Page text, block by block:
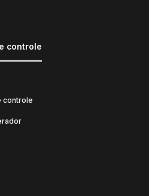
controle
controle